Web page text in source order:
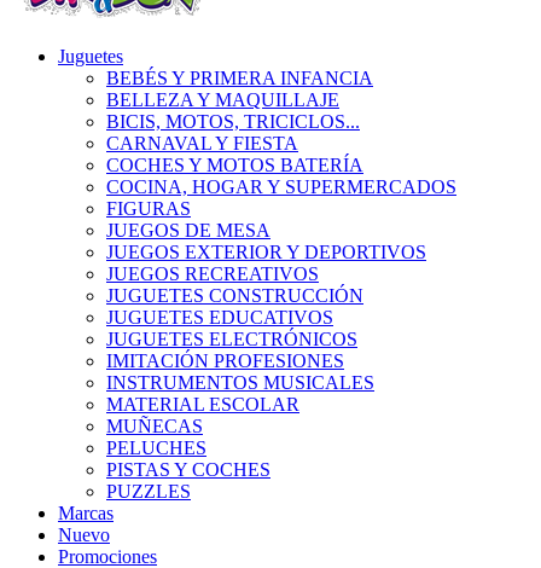
Juguetes
BEBÉS Y PRIMERA INFANCIA
BELLEZA Y MAQUILLAJE
BICIS, MOTOS, TRICICLOS...
CARNAVAL Y FIESTA
COCHES Y MOTOS BATERÍA
COCINA, HOGAR Y SUPERMERCADOS
FIGURAS
JUEGOS DE MESA
JUEGOS EXTERIOR Y DEPORTIVOS
JUEGOS RECREATIVOS
JUGUETES CONSTRUCCIÓN
JUGUETES EDUCATIVOS
JUGUETES ELECTRÓNICOS
IMITACIÓN PROFESIONES
INSTRUMENTOS MUSICALES
MATERIAL ESCOLAR
MUÑECAS
PELUCHES
PISTAS Y COCHES
PUZZLES
Marcas
Nuevo
Promociones